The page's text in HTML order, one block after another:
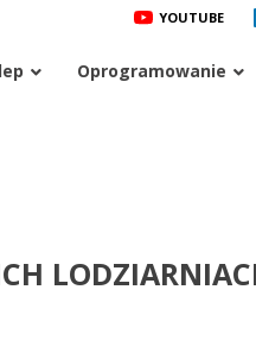
YOUTUBE
Oprogramowanie